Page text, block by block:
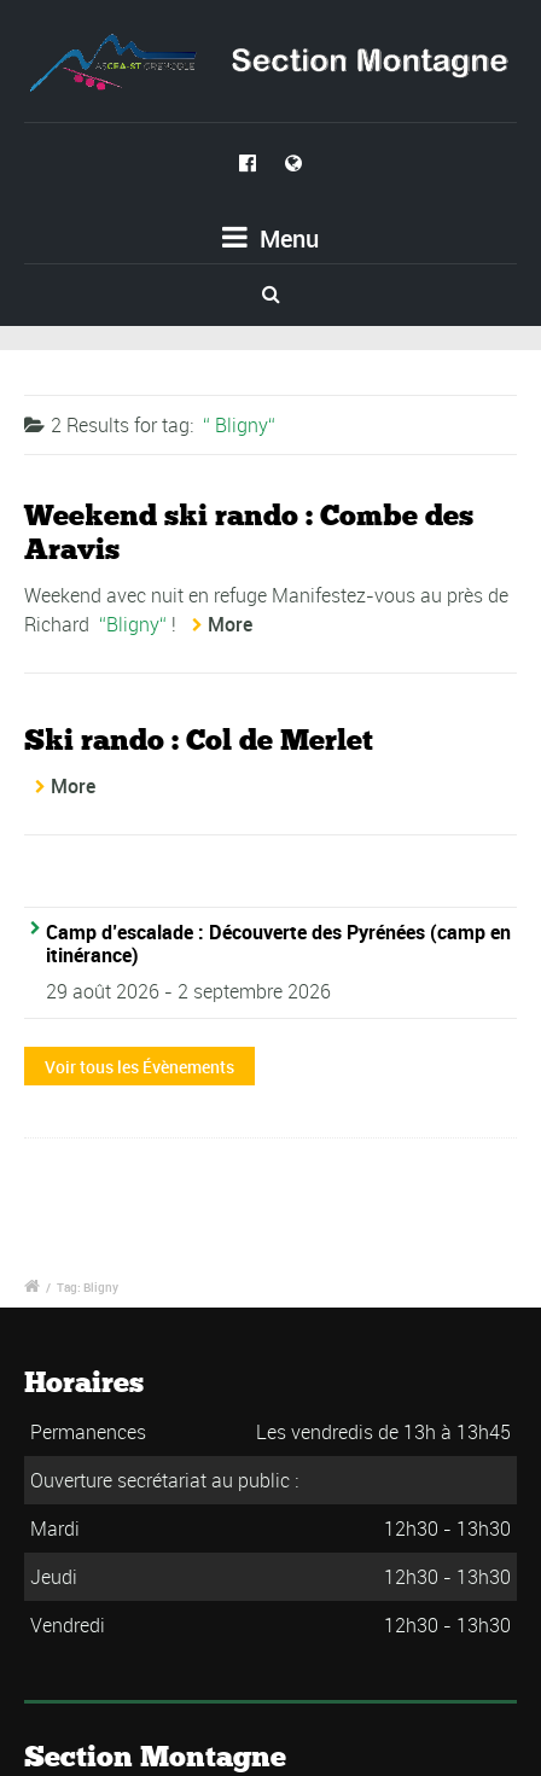
Menu
2 Results fortag: Bligny
Weekend ski rando : Combe des
Aravis
Weekend avec nuit en refuge Manifestez-vous au près de
Richard
Bligny ! More
Ski rando : Col de Merlet
More
Camp d’escalade : Découverte des Pyrénées (camp en
itinérance)
29 août 2026 - 2 septembre 2026
Voir tous les Évènements
/ Tag: Bligny
Horaires
Permanences
Les vendredis de 13h à 13h45
Ouverture secrétariat au public :
Mardi
12h30 - 13h30
Jeudi
12h30 - 13h30
Vendredi
12h30 - 13h30
Section Montagne